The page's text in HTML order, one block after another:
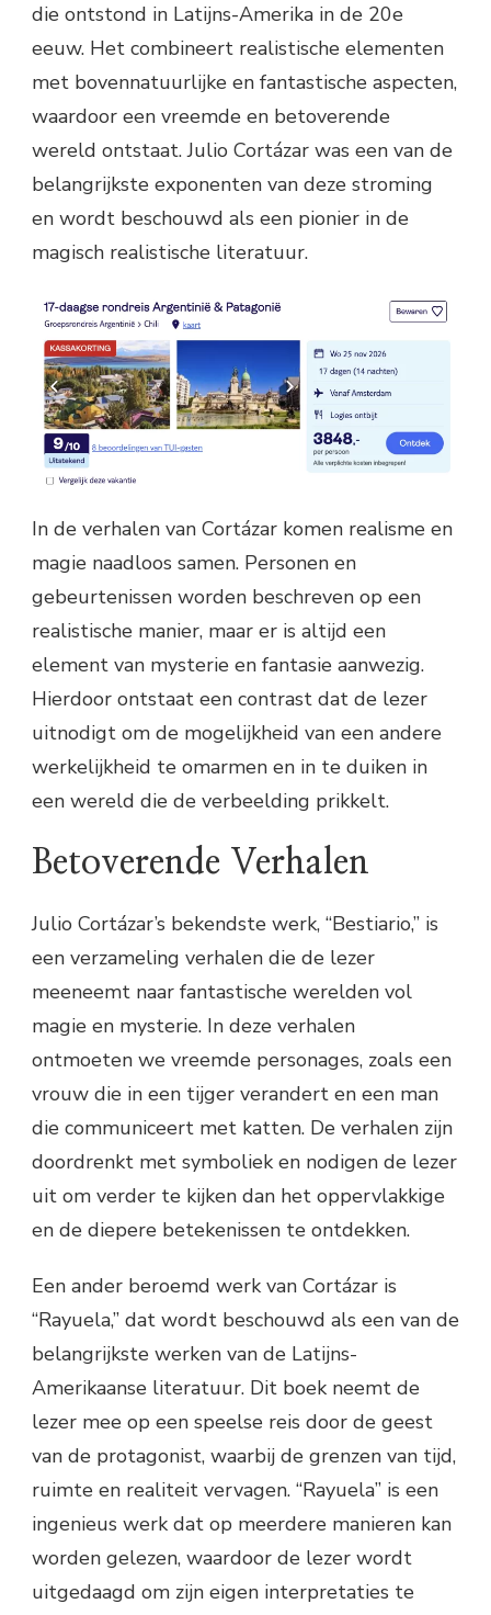
die ontstond in Latijns-Amerika in de 20e
eeuw. Het combineert realistische elementen
met bovennatuurlijke en fantastische aspecten,
waardoor een vreemde en betoverende
wereld ontstaat. Julio Cortázar was een van de
belangrijkste exponenten van deze stroming
en wordt beschouwd als een pionier in de
magisch realistische literatuur.
In de verhalen van Cortázar komen realisme en
magie naadloos samen. Personen en
gebeurtenissen worden beschreven op een
realistische manier, maar er is altijd een
element van mysterie en fantasie aanwezig.
Hierdoor ontstaat een contrast dat de lezer
uitnodigt om de mogelijkheid van een andere
werkelijkheid te omarmen en in te duiken in
een wereld die de verbeelding prikkelt.
Betoverende Verhalen
Julio Cortázar’s bekendste werk, “Bestiario,” is
een verzameling verhalen die de lezer
meeneemt naar fantastische werelden vol
magie en mysterie. In deze verhalen
ontmoeten we vreemde personages, zoals een
vrouw die in een tijger verandert en een man
die communiceert met katten. De verhalen zijn
doordrenkt met symboliek en nodigen de lezer
uit om verder te kijken dan het oppervlakkige
en de diepere betekenissen te ontdekken.
Een ander beroemd werk van Cortázar is
“Rayuela,” dat wordt beschouwd als een van de
belangrijkste werken van de Latijns-
Amerikaanse literatuur. Dit boek neemt de
lezer mee op een speelse reis door de geest
van de protagonist, waarbij de grenzen van tijd,
ruimte en realiteit vervagen. “Rayuela” is een
ingenieus werk dat op meerdere manieren kan
worden gelezen, waardoor de lezer wordt
uitgedaagd om zijn eigen interpretaties te